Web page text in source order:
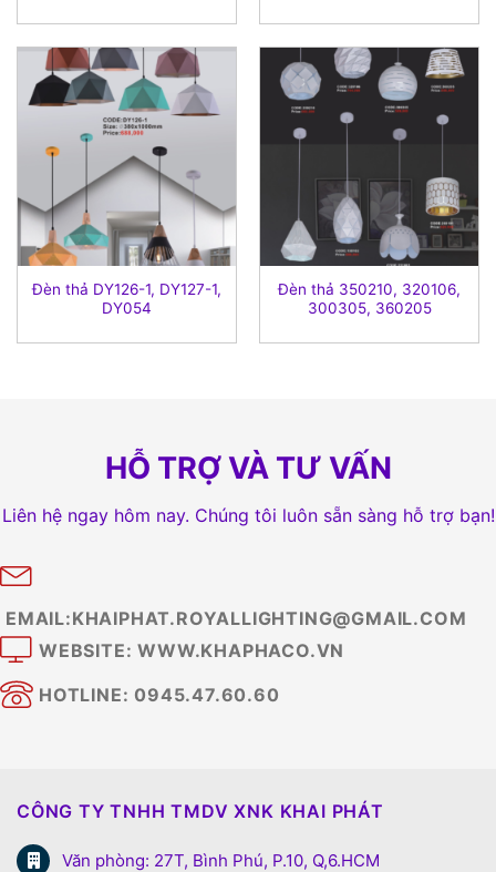
Đèn thả DY126-1, DY127-1,
DY054
Đèn thả 350210, 320106,
300305, 360205
HỖ TRỢ VÀ TƯ VẤN
Liên hệ ngay hôm nay. Chúng tôi luôn sẵn sàng hỗ trợ bạn!
EMAIL:KHAIPHAT.ROYALLIGHTING@GMAIL.COM
WEBSITE: WWW.KHAPHACO.VN
HOTLINE: 0945.47.60.60
CÔNG TY TNHH TMDV XNK KHAI PHÁT
Văn phòng: 27T, Bình Phú, P.10, Q,6.HCM